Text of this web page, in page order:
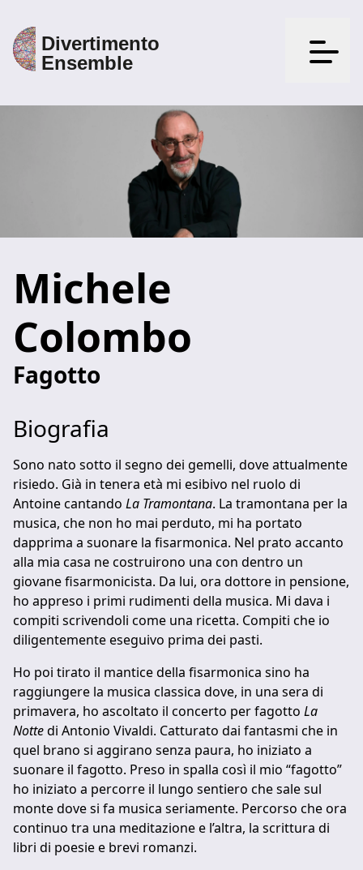
Apri il
Michele
Colombo
Fagotto
Biografia
Sono nato sotto il segno dei gemelli, dove attualmente
risiedo. Già in tenera età mi esibivo nel ruolo di
Antoine cantando La Tramontana. La tramontana per la
musica, che non ho mai perduto, mi ha portato
dapprima a suonare la fisarmonica. Nel prato accanto
alla mia casa ne costruirono una con dentro un
giovane fisarmonicista. Da lui, ora dottore in pensione,
ho appreso i primi rudimenti della musica. Mi dava i
compiti scrivendoli come una ricetta. Compiti che io
diligentemente eseguivo prima dei pasti.
Ho poi tirato il mantice della fisarmonica sino ha
raggiungere la musica classica dove, in una sera di
primavera, ho ascoltato il concerto per fagotto La
Nottedi Antonio Vivaldi. Catturato dai fantasmi che in
quel brano si aggirano senza paura, ho iniziato a
suonare il fagotto. Preso in spalla così il mio “fagotto”
ho iniziato a percorre il lungo sentiero che sale sul
monte dove si fa musica seriamente. Percorso che ora
continuo tra una meditazione e l’altra, la scrittura di
libri di poesie e brevi romanzi.